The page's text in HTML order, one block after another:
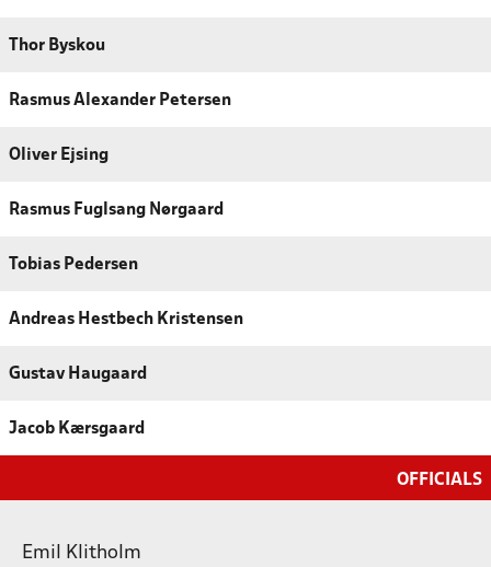
Thor Byskou
Rasmus Alexander Petersen
Oliver Ejsing
Rasmus Fuglsang Nørgaard
Tobias Pedersen
Andreas Hestbech Kristensen
Gustav Haugaard
Jacob Kærsgaard
OFFICIALS
Emil Klitholm